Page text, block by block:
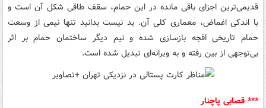
قدیمی‌ترین اجزای باقی مانده در این حمام، سقف طاقی شکل آن است و
با اندکی اغماض، معماری کلی آن. بد نیست بدانید تنها نیمی از وسعت
حمام تاریخی افجه بازسازی شده و نیم دیگر ساختمان حمام بر اثر
بی‌توجهی از بین رفته و به ویرانه‌ای تبدیل شده است.
*** قصابی پاچنار